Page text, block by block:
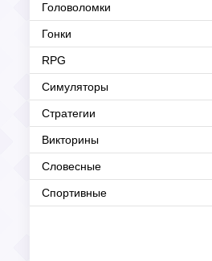
Головоломки
Гонки
RPG
Симуляторы
Стратегии
Викторины
Словесные
Спортивные